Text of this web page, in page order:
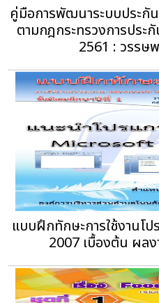
คู่มือการพัฒนาระบบประ
ตามกฎกระทรวงการปร
2561 : วรรษ
แบบฝึกทักษะการใช้งาน
2007 เบื้องต้น ผล